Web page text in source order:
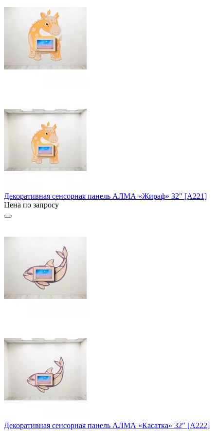
Декоративная сенсорная панель АЛМА «Жираф» 32" [А221]
Цена по запросу
Декоративная сенсорная панель АЛМА «Касатка» 32" [А222]